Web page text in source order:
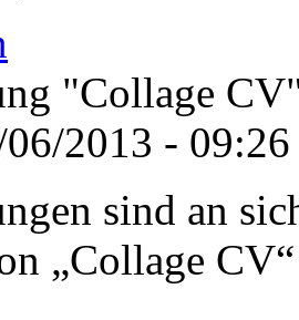
"Collage
06/2013 - 09:26
sind an
„Collage